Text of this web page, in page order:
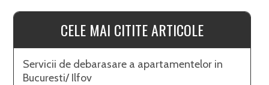
CELE MAI CITITE ARTICOLE
Servicii de debarasare a apartamentelor in
Bucuresti/ Ilfov